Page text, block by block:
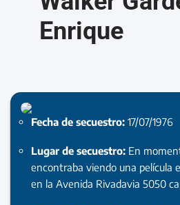
Enrique
Fecha de secuestro: 17/07/1976
Lugar de secuestro: En
encontraba viendo una película
en la Avenida Rivadavia 5050